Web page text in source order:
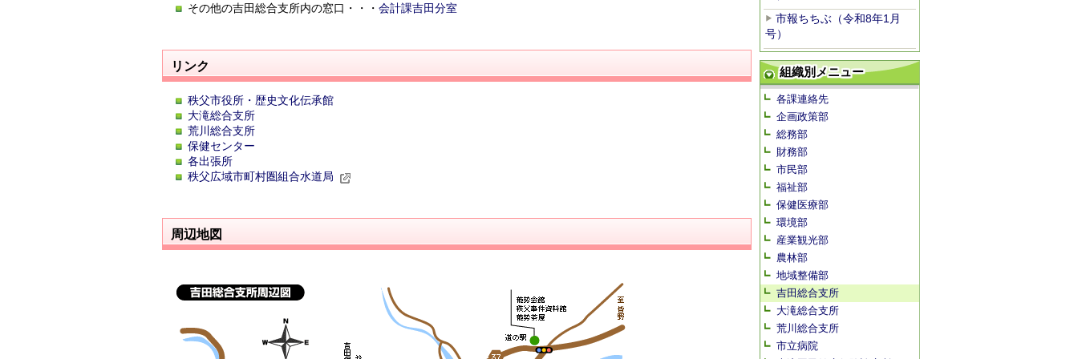
その他の吉田総合支所内の窓口・・・会計課吉田分室
リンク
秩父市役所・歴史文化伝承館
大滝総合支所
荒川総合支所
保健センター
各出張所
秩父広域市町村圏組合水道局
周辺地図
市報ちちぶ（令和8年1月
号）
組織別メニュー
各課連絡先
企画政策部
総務部
財務部
市民部
福祉部
保健医療部
環境部
産業観光部
農林部
地域整備部
吉田総合支所
大滝総合支所
荒川総合支所
市立病院